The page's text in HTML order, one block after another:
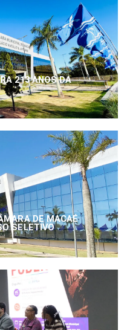
213 ANOS DA
DE MACAÉ
SELETIVO